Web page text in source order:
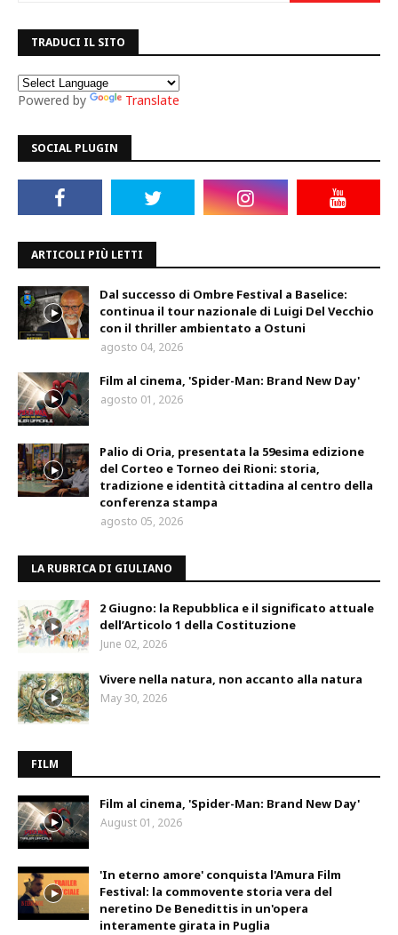
TRADUCI IL SITO
Powered by Translate
SOCIAL PLUGIN
ARTICOLI PIÙ LETTI
Dal successo di Ombre Festival a Baselice:
continua il tour nazionale di Luigi Del Vecchio
con il thriller ambientato a Ostuni
agosto 04, 2026
Film al cinema, 'Spider-Man: Brand New Day'
agosto 01, 2026
Palio di Oria, presentata la 59esima edizione
del Corteo e Torneo dei Rioni: storia,
tradizione e identità cittadina al centro della
conferenza stampa
agosto 05, 2026
LA RUBRICA DI GIULIANO
2 Giugno: la Repubblica e il significato attuale
dell’Articolo 1 della Costituzione
June 02, 2026
Vivere nella natura, non accanto alla natura
May 30, 2026
FILM
Film al cinema, 'Spider-Man: Brand New Day'
August 01, 2026
'In eterno amore' conquista l'Amura Film
Festival: la commovente storia vera del
neretino De Benedittis in un'opera
interamente girata in Puglia